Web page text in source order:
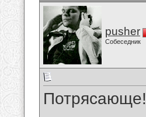
pusher
Собеседник
Потрясающе!